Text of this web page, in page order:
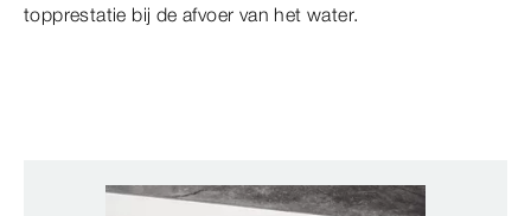
topprestatie bij de afvoer van het water.